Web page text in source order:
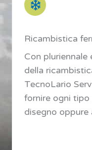
Ricambistica
Con pluriennale
della
TecnoLario
fornire ogni
disegno oppure